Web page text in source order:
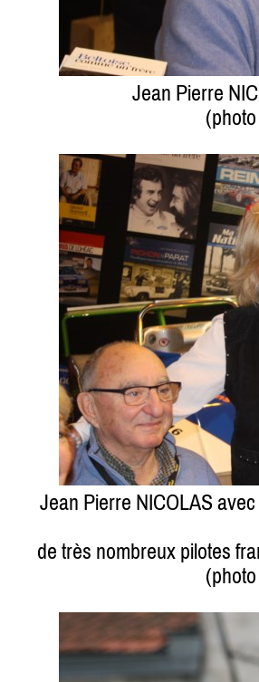
Jean Pierre
Jean Pierre NICOLAS
de très nombreux pilotes